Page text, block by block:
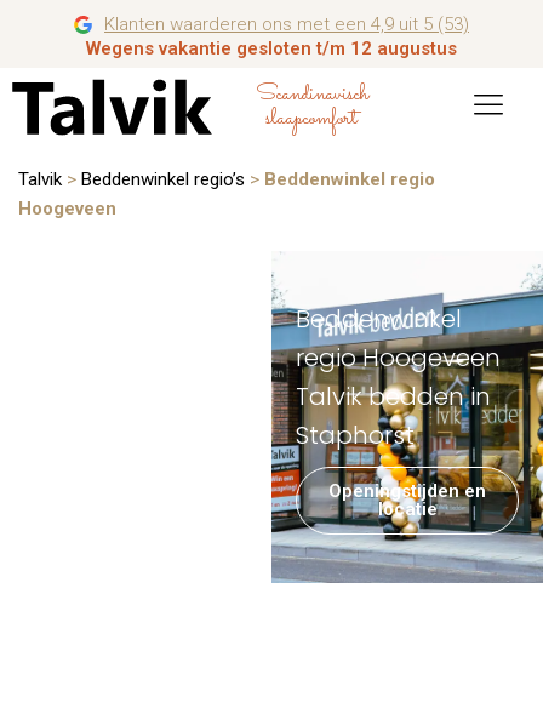
Klanten waarderen ons met een 4,9 uit 5 (53)
Wegens vakantie gesloten t/m 12 augustus
Scandinavisch
slaapcomfort
Talvik > Beddenwinkel regio’s > Beddenwinkel regio
Hoogeveen
Beddenwinkel
regio Hoogeveen
Talvik bedden in
Staphorst
Openingstijden en
locatie